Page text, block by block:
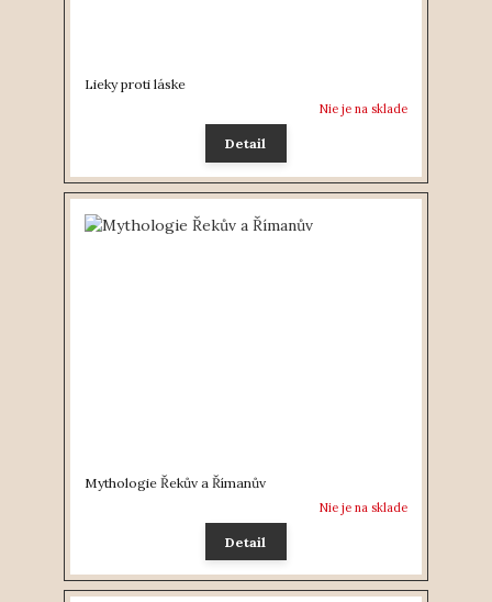
Lieky proti láske
Nie je na sklade
Detail
Mythologie Řekův a Římanův
Nie je na sklade
Detail